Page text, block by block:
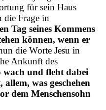
für sein Haus
die Frage in
Tag seines Kommens
können, wenn er
die Worte Jesu in
Ankunft des
wach und fleht dabei
was geschehen
dem Menschensohn